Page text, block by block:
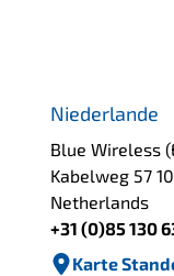
Niederlande
Blue Wireless
Kabelweg 57
Netherlands
+31 (0)85 130
Karte